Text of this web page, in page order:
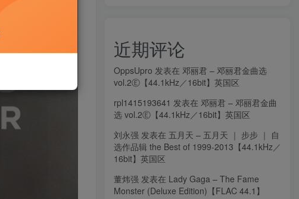
近期评论
OppsUpro 发表在 邓丽君 – 邓丽君金曲选
vol.2Ⓔ【44.1kHz／16bit】英国区
rpl1415193641 发表在 邓丽君 – 邓丽君金曲
选 vol.2Ⓔ【44.1kHz／16bit】英国区
刘永强 发表在 五月天 – 五月天 ｜ 步步 ｜ 自
选作品辑 the Best of 1999-2013【44.1kHz／
16bit】英国区
董炜强 发表在 Lady Gaga – The Fame
Monster (Deluxe Edition)【FLAC 44.1】